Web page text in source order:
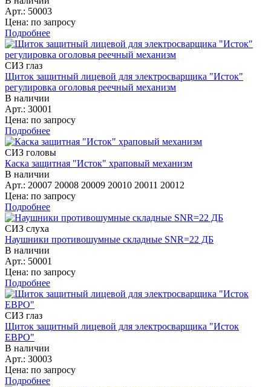
Арт.: 50003
Цена: по запросу
Подробнее
СИЗ глаз
Щиток защитный лицевой для электросварщика "Исток"
регулировка оголовья реечный механизм
В наличии
Арт.: 30001
Цена: по запросу
Подробнее
СИЗ головы
Каска защитная "Исток" храповый механизм
В наличии
Арт.: 20007 20008 20009 20010 20011 20012
Цена: по запросу
Подробнее
СИЗ слуха
Наушники противошумные складные SNR=22 ДБ
В наличии
Арт.: 50001
Цена: по запросу
Подробнее
СИЗ глаз
Щиток защитный лицевой для электросварщика "Исток
ЕВРО"
В наличии
Арт.: 30003
Цена: по запросу
Подробнее